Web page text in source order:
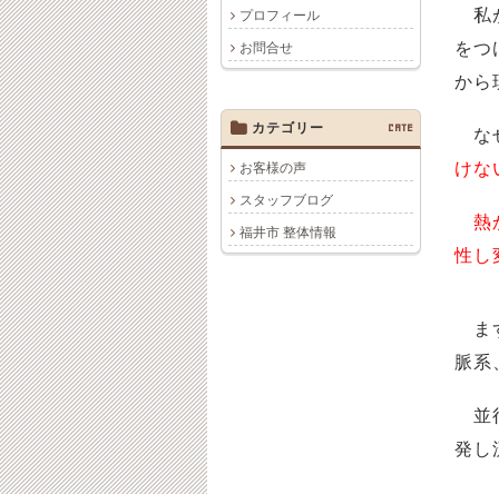
私
をつ
から
な
けな
熱
性し
ま
脈系
並
発し
プロフィール
お問合せ
カテゴリー CATE
お客様の声
スタッフブログ
福井市 整体情報